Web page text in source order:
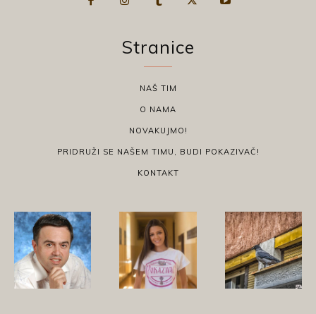
Stranice
NAŠ TIM
O NAMA
NOVAKUJMO!
PRIDRUŽI SE NAŠEM TIMU, BUDI POKAZIVAČ!
KONTAKT